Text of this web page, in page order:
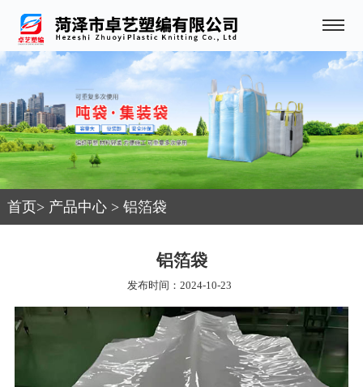
首页> 产品中心> 铝箔袋
铝箔袋
发布时间：2024-10-23